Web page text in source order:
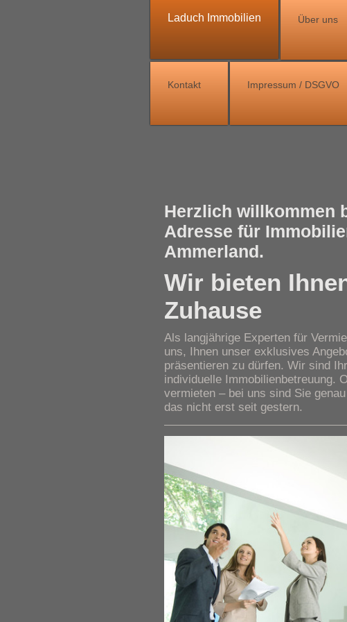
Laduch Immobilien Über uns
Kontakt Impressum / DSGVO
Herzlich willkommen
Adresse für
Ammerland.
Wir bieten
Zuhause
Als langjährige Experten für
uns, Ihnen unser exklusives
präsentieren zu dürfen. Wir sind
individuelle Immobilienbetreuung.
vermieten – bei uns sind Sie
das nicht erst seit gestern.